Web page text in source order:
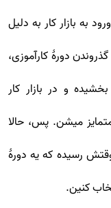
به بازار کار به دلیل
دورۀ کارآموزی،
و در بازار کار
میشن. پس، حالا
رسیده که یه دورۀ
کنین.